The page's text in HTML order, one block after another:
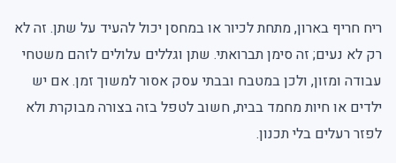
ריח חריף בארון, מתחת לכיור או במחסן יכול להעיד על שתן. זה לא
רק לא נעים; זה סימן תברואתי. שתן וגללים עלולים לזהם משטחי
עבודה ומזון, ולכן במטבח ובבתי עסק אסור למשוך זמן. אם יש
ילדים או חיות מחמד בבית, חשוב לטפל בזה בצורה מבוקרת ולא
לפזר רעלים בלי תכנון.